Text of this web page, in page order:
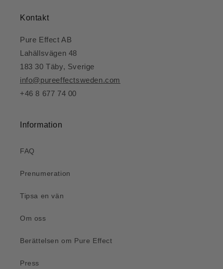
Kontakt
Pure Effect AB
Lahällsvägen 48
183 30 Täby, Sverige
info@pureeffectsweden.com
+46 8 677 74 00
Information
FAQ
Prenumeration
Tipsa en vän
Om oss
Berättelsen om Pure Effect
Press